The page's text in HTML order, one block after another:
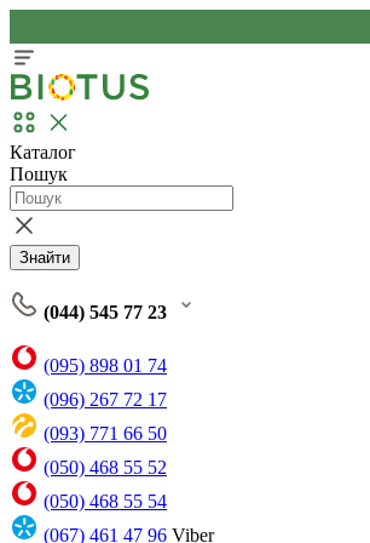
Каталог
Пошук
Знайти
(044) 545 77 23
(095) 898 01 74
(096) 267 72 17
(093) 771 66 50
(050) 468 55 52
(050) 468 55 54
(067) 461 47 96 Viber